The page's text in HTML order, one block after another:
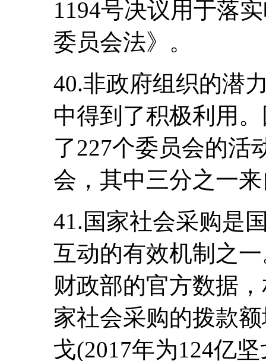
1194号决议用于落
委员会法》。
40.非政府组织的潜
中得到了积极利用
了227个委员会的活
会，其中三分之一
41.国家社会采购是
互动的有效机制之
财政部的官方数据
家社会采购的拨款
戈(2017年为124亿